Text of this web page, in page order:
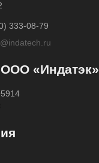
333-08-79
«Индатэк»